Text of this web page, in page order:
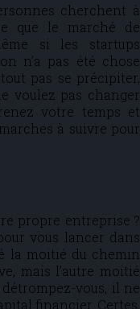
cherchent à
que le marché de
si les startups
n’a pas été chose
pas se précipiter,
voulez pas changer
votre temps et
à suivre pour
propre entreprise ?
vous lancer dans
la moitié du chemin
mais l’autre moitié
vous, il ne
financier. Certes,